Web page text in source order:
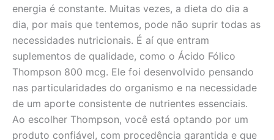
energia é constante. Muitas vezes, a dieta do dia a
dia, por mais que tentemos, pode não suprir todas as
necessidades nutricionais. É aí que entram
suplementos de qualidade, como o Ácido Fólico
Thompson 800 mcg. Ele foi desenvolvido pensando
nas particularidades do organismo e na necessidade
de um aporte consistente de nutrientes essenciais.
Ao escolher Thompson, você está optando por um
produto confiável, com procedência garantida e que